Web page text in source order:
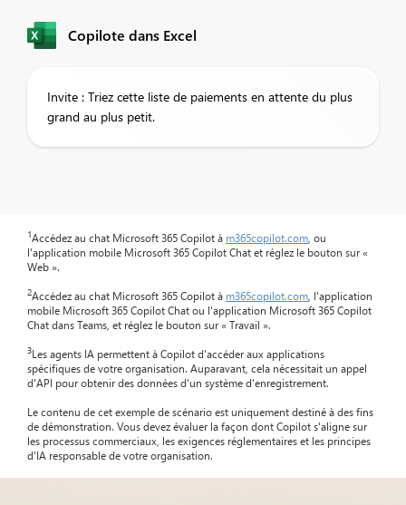
Copilote dans Excel
Invite : Triez cette liste de paiements en attente du plus
grand au plus petit.
1Accédez au chat Microsoft 365 Copilot à m365copilot.com , ou
l'application mobile Microsoft 365 Copilot Chat et réglez le bouton sur «
Web ».
2Accédez au chat Microsoft 365 Copilot à m365copilot.com , l'application
mobile Microsoft 365 Copilot Chat ou l'application Microsoft 365 Copilot
Chat dans Teams, et réglez le bouton sur « Travail ».
3Les agents IA permettent à Copilot d'accéder aux applications
spécifiques de votre organisation. Auparavant, cela nécessitait un appel
d'API pour obtenir des données d'un système d'enregistrement.
Le contenu de cet exemple de scénario est uniquement destiné à des fins
de démonstration. Vous devez évaluer la façon dont Copilot s'aligne sur
les processus commerciaux, les exigences réglementaires et les principes
d'IA responsable de votre organisation.